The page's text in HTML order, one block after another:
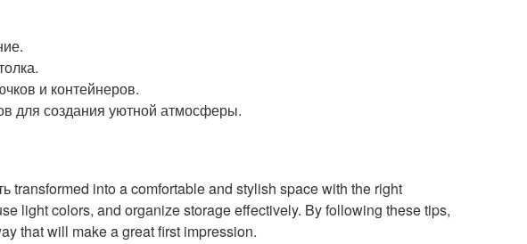
и контейнеров.
для создания уютной атмосферы.
transformed into a comfortable and stylish space with the right
light colors, and organize storage effectively. By following these tips,
that will make a great first impression.